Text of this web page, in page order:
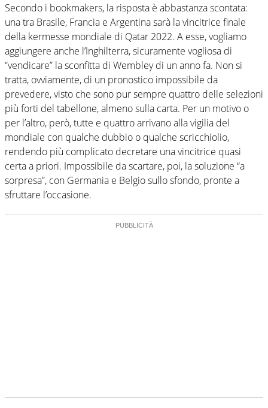
Secondo i bookmakers, la risposta è abbastanza scontata:
una tra Brasile, Francia e Argentina sarà la vincitrice finale
della kermesse mondiale di Qatar 2022. A esse, vogliamo
aggiungere anche l’Inghilterra, sicuramente vogliosa di
“vendicare” la sconfitta di Wembley di un anno fa. Non si
tratta, ovviamente, di un pronostico impossibile da
prevedere, visto che sono pur sempre quattro delle selezioni
più forti del tabellone, almeno sulla carta. Per un motivo o
per l’altro, però, tutte e quattro arrivano alla vigilia del
mondiale con qualche dubbio o qualche scricchiolio,
rendendo più complicato decretare una vincitrice quasi
certa a priori. Impossibile da scartare, poi, la soluzione “a
sorpresa”, con Germania e Belgio sullo sfondo, pronte a
sfruttare l’occasione.